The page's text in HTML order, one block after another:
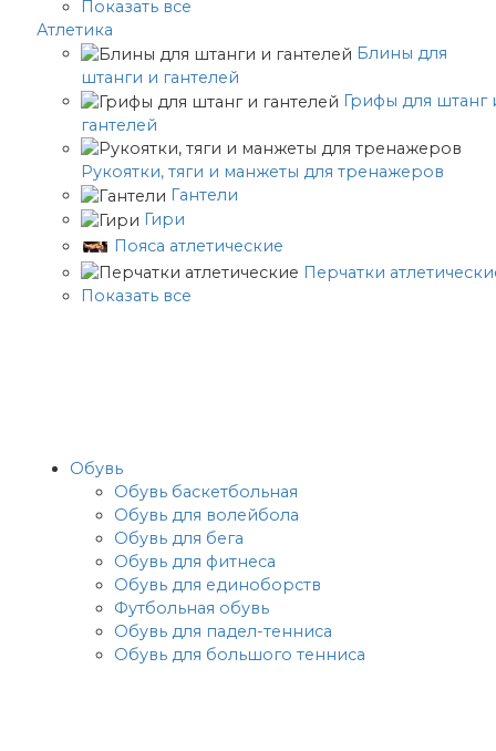
Показать все
Атлетика
Блины для
штанги и гантелей
Грифы для штанг
гантелей
Рукоятки, тяги и манжеты для тренажеров
Гантели
Гири
Пояса атлетические
Перчатки
Показать все
Обувь
Обувь баскетбольная
Обувь для волейбола
Обувь для бега
Обувь для фитнеса
Обувь для единоборств
Футбольная обувь
Обувь для падел-тенниса
Обувь для большого тенниса